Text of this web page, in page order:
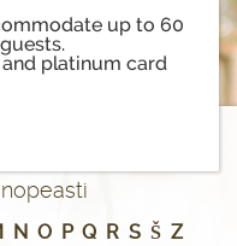
up to 60
platinum card
N O P Q R S Š Z